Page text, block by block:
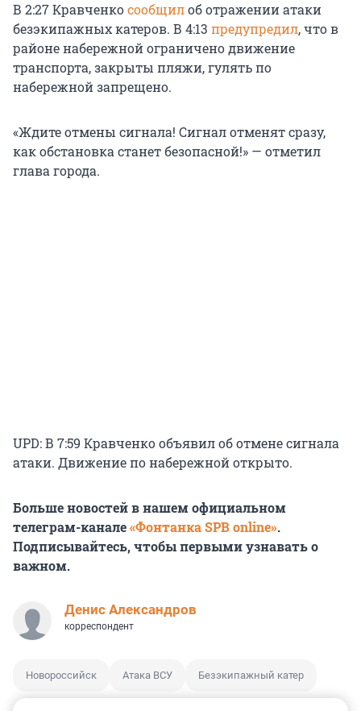
В 2:27 Кравченкосообщилоб отражении атаки
безэкипажных катеров. В 4:13 предупредил, что в
районе набережной ограничено движение
транспорта, закрыты пляжи, гулять по
набережной запрещено.
«Ждите отмены сигнала! Сигнал отменят сразу,
как обстановка станет безопасной!» — отметил
глава города.
UPD: В 7:59 Кравченко объявил об отмене сигнала
атаки. Движение по набережной открыто.
Больше новостей в нашем официальном
телеграм-канале«Фонтанка SPB online».
Подписывайтесь, чтобы первыми узнавать о
важном.
Денис Александров
корреспондент
Новороссийск Атака ВСУ Безэкипажный катер